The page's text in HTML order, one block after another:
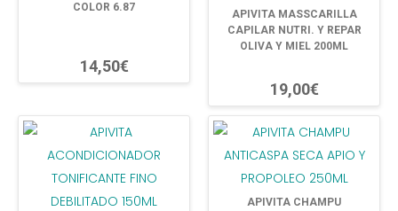
COLOR 6.87
14,50€
APIVITA MASSCARILLA
CAPILAR NUTRI. Y REPAR
OLIVA Y MIEL 200ML
19,00€
APIVITA CHAMPU